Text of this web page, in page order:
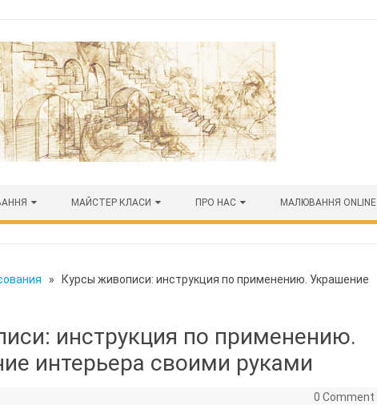
МАЙСТЕР КЛАСИ ПРО НАС МАЛЮВАННЯ ONLINE
» Курсы живописи: инструкция по применению. Украшение
инструкция по применению.
интерьера своими руками
0 Comment